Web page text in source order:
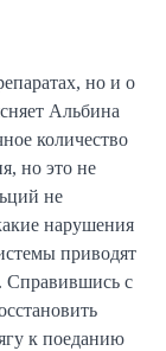
но и о
Альбина
количество
но это не
не
нарушения
приводят
Справившись с
к поеданию